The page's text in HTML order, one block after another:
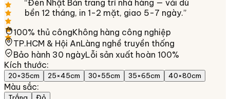
“Đèn Nhật Bản trang trí nhà hàng — vải dù
bền 12 tháng, in 1-2 mặt, giao 5-7 ngày.”
100% thủ côngKhông hàng công nghiệp
TP.HCM & Hội AnLàng nghề truyền thống
Bảo hành 30 ngàyLỗi sản xuất hoàn 100%
Kích thước:
20×35cm 25×45cm 30×55cm 35×65cm 40×80cm
Màu sắc: